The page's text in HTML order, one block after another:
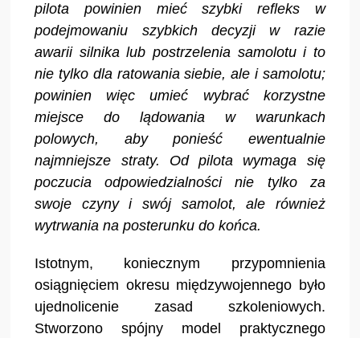
pilota powinien mieć szybki refleks w
podejmowaniu szybkich decyzji w razie
awarii silnika lub postrzelenia samolotu i to
nie tylko dla ratowania siebie, ale i samolotu;
powinien więc umieć wybrać korzystne
miejsce do lądowania w warunkach
polowych, aby ponieść ewentualnie
najmniejsze straty. Od pilota wymaga się
poczucia odpowiedzialności nie tylko za
swoje czyny i swój samolot, ale również
wytrwania na posterunku do końca.
Istotnym, koniecznym przypomnienia
osiągnięciem okresu międzywojennego było
ujednolicenie zasad szkoleniowych.
Stworzono spójny model praktycznego